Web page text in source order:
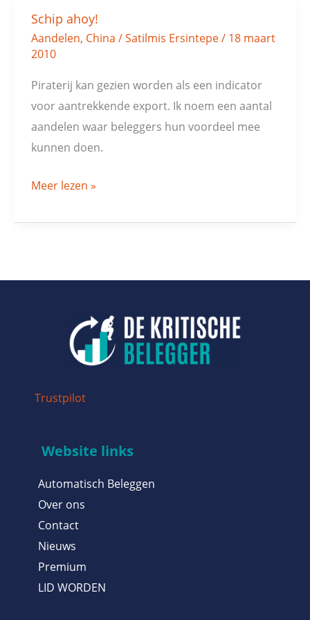
Schip ahoy!
Aandelen, China /Satilmis Ersintepe/ 18 maart
2010
Piraterij kan gezien worden als een indicator
voor aantrekkende export. Ik noem een aantal
aandelen waar beleggers hun voordeel mee
kunnen doen.
Schip
ahoy!
Meer lezen »
Trustpilot
Website links
Automatisch Beleggen
Over ons
Contact
Nieuws
Premium
LID WORDEN